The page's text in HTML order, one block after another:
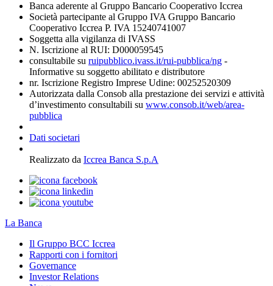
Banca aderente al Gruppo Bancario Cooperativo Iccrea
Società partecipante al Gruppo IVA Gruppo Bancario
Cooperativo Iccrea P. IVA 15240741007
Soggetta alla vigilanza di IVASS
N. Iscrizione al RUI: D000059545
consultabile su ruipubblico.ivass.it/rui-pubblica/ng -
Informative su soggetto abilitato e distributore
nr. Iscrizione Registro Imprese Udine: 00252520309
Autorizzata dalla Consob alla prestazione dei servizi e attività
d’investimento consultabili su www.consob.it/web/area-
pubblica
Dati societari
Realizzato da Iccrea Banca S.p.A
La Banca
Il Gruppo BCC Iccrea
Rapporti con i fornitori
Governance
Investor Relations